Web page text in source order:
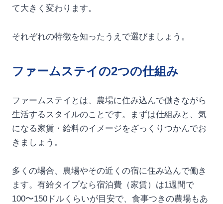
て大きく変わります。
それぞれの特徴を知ったうえで選びましょう。
ファームステイの2つの仕組み
ファームステイとは、農場に住み込んで働きながら
生活するスタイルのことです。まずは仕組みと、気
になる家賃・給料のイメージをざっくりつかんでお
きましょう。
多くの場合、農場やその近くの宿に住み込んで働き
ます。有給タイプなら宿泊費（家賃）は1週間で
100〜150ドルくらいが目安で、食事つきの農場もあ